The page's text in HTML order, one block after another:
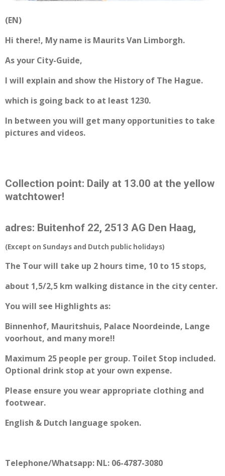
(EN)
Hi there!, My name is Maurits Van Limborgh.
As your City-Guide,
I will explain and show the History of The Hague.
which is going back to at least 1230.
In between you will get many opportunities to take
pictures and videos.
Collection point: Daily at 13.00 at the yellow
watchtower!
adres: Buitenhof 22, 2513 AG Den Haag,
(Except on Sundays and Dutch public holidays)
The Tour will take up 2 hours time, 10 to 15 stops,
about 1,5/2,5 km walking distance in the city center.
You will see Highlights as:
Binnenhof, Mauritshuis, Palace Noordeinde, Lange
voorhout, and many more!!
Maximum 25 people per group. Toilet Stop included.
Optional drink stop at your own expense.
Please ensure you wear appropriate clothing and
footwear.
English & Dutch language spoken.
Telephone/Whatsapp: NL: 06-4787-3080